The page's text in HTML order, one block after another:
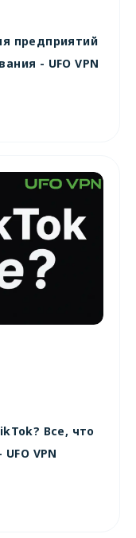
предприятий
- UFO VPN
Все, что
VPN